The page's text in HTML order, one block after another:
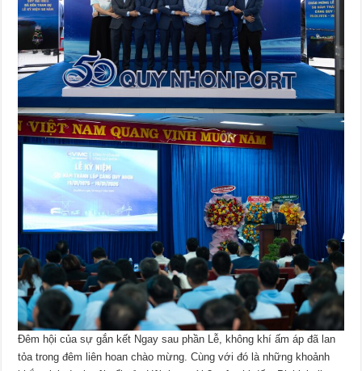
Đêm hội của sự gắn kết Ngay sau phần Lễ, không khí ấm áp đã lan
tỏa trong đêm liên hoan chào mừng. Cùng với đó là những khoảnh